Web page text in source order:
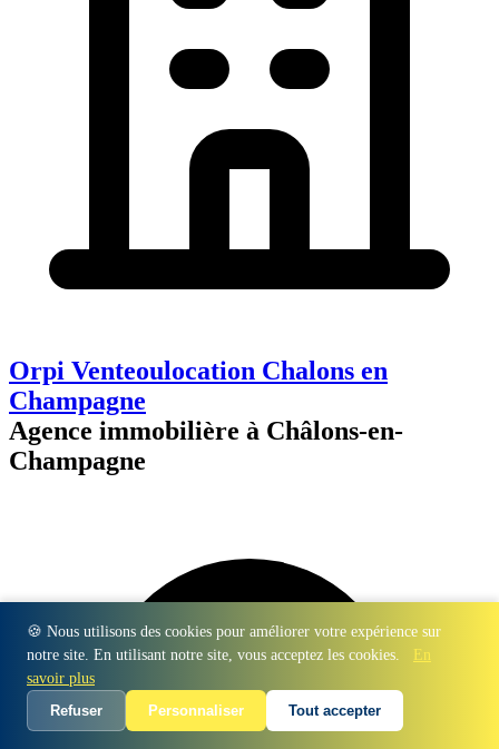
🍪 Nous utilisons des cookies pour améliorer votre expérience sur
notre site. En utilisant notre site, vous acceptez les cookies.
En
savoir plus
Refuser
Personnaliser Tout accepter
Orpi Venteoulocation Chalons en
Champagne
Agence immobilière à Châlons-en-
Champagne